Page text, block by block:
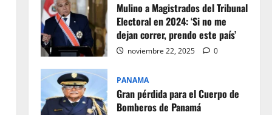
Mulino a Magistrados del Tribunal
Electoral en 2024: ‘Si no me
dejan correr, prendo este país’
noviembre 22, 2025 0
PANAMA
Gran pérdida para el Cuerpo de
Bomberos de Panamá